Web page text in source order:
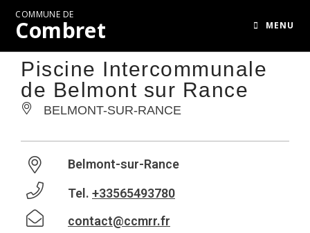
COMMUNE DE
Combret MENU
Piscine Intercommunale
de Belmont sur Rance
BELMONT-SUR-RANCE
Belmont-sur-Rance
Tel. +33565493780
contact@ccmrr.fr